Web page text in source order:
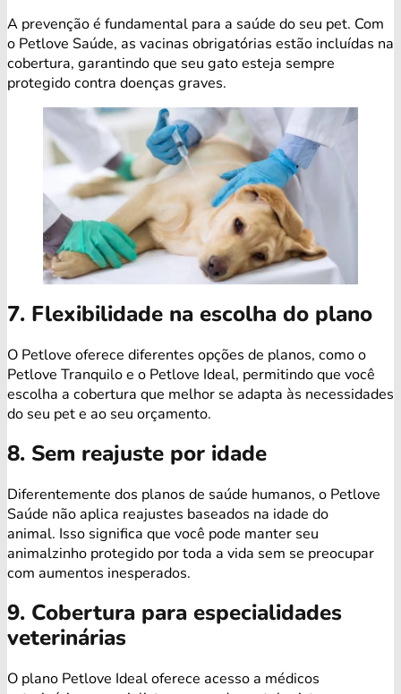
A prevenção é fundamental para a saúde do seu pet. Com
o Petlove Saúde, as vacinas obrigatórias estão incluídas na
cobertura, garantindo que seu gato esteja sempre
protegido contra doenças graves.
7. Flexibilidade na escolha do plano
O Petlove oferece diferentes opções de planos, como o
Petlove Tranquilo e o Petlove Ideal, permitindo que você
escolha a cobertura que melhor se adapta às necessidades
do seu pet e ao seu orçamento.
8. Sem reajuste por idade
Diferentemente dos planos de saúde humanos, o Petlove
Saúde não aplica reajustes baseados na idade do
animal. Isso significa que você pode manter seu
animalzinho protegido por toda a vida sem se preocupar
com aumentos inesperados.
9. Cobertura para especialidades
veterinárias
O plano Petlove Ideal oferece acesso a médicos